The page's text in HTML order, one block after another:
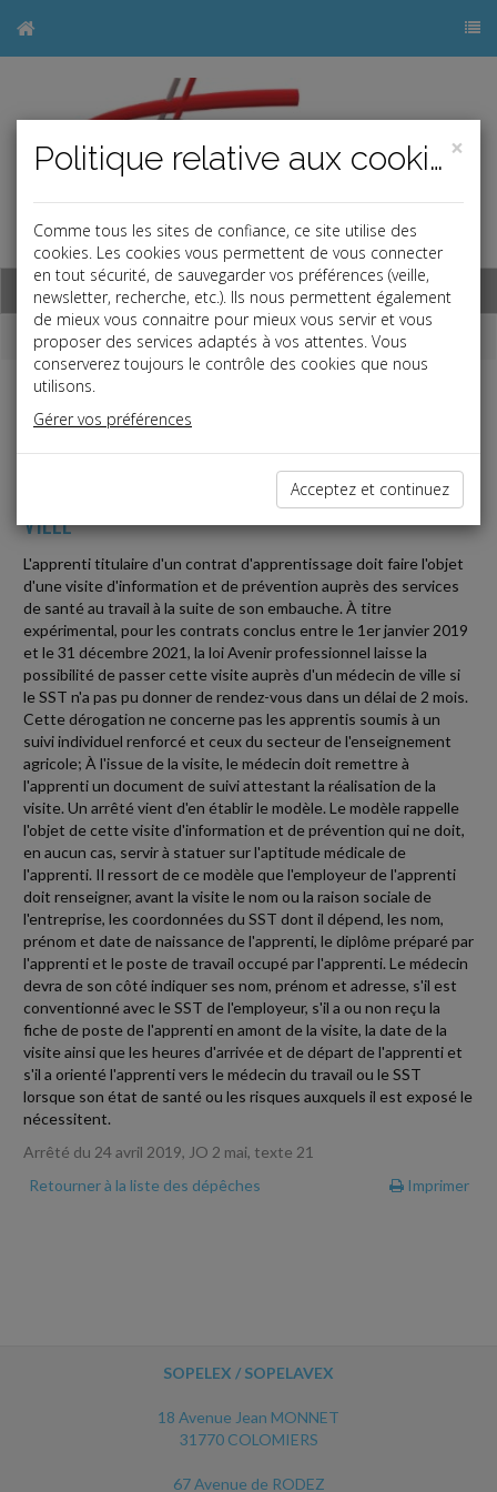
Base documentaire
Dépêches
Social
SANTÉ DE L'APPRENTI SUIVIE PAR UN MÉDECIN DE
VILLE
L'apprenti titulaire d'un contrat d'apprentissage doit faire l'objet
d'une visite d'information et de prévention auprès des services
de santé au travail à la suite de son embauche. À titre
expérimental, pour les contrats conclus entre le 1er janvier 2019
et le 31 décembre 2021, la loi Avenir professionnel laisse la
possibilité de passer cette visite auprès d'un médecin de ville si
le SST n'a pas pu donner de rendez-vous dans un délai de 2 mois.
Cette dérogation ne concerne pas les apprentis soumis à un
suivi individuel renforcé et ceux du secteur de l'enseignement
agricole; À l'issue de la visite, le médecin doit remettre à
l'apprenti un document de suivi attestant la réalisation de la
visite. Un arrêté vient d'en établir le modèle. Le modèle rappelle
l'objet de cette visite d'information et de prévention qui ne doit,
en aucun cas, servir à statuer sur l'aptitude médicale de
l'apprenti. Il ressort de ce modèle que l'employeur de l'apprenti
doit renseigner, avant la visite le nom ou la raison sociale de
l'entreprise, les coordonnées du SST dont il dépend, les nom,
prénom et date de naissance de l'apprenti, le diplôme préparé par
l'apprenti et le poste de travail occupé par l'apprenti. Le médecin
devra de son côté indiquer ses nom, prénom et adresse, s'il est
conventionné avec le SST de l'employeur, s'il a ou non reçu la
fiche de poste de l'apprenti en amont de la visite, la date de la
visite ainsi que les heures d'arrivée et de départ de l'apprenti et
s'il a orienté l'apprenti vers le médecin du travail ou le SST
lorsque son état de santé ou les risques auxquels il est exposé le
nécessitent.
Arrêté du 24 avril 2019, JO 2 mai, texte 21
Retourner à la liste des dépêches
Imprimer
SOPELEX / SOPELAVEX
18 Avenue Jean MONNET
31770 COLOMIERS
67 Avenue de RODEZ
×
Politique relative aux cookies
Comme tous les sites de confiance, ce site utilise des
cookies. Les cookies vous permettent de vous connecter
en tout sécurité, de sauvegarder vos préférences (veille,
newsletter, recherche, etc.). Ils nous permettent également
de mieux vous connaitre pour mieux vous servir et vous
proposer des services adaptés à vos attentes. Vous
conserverez toujours le contrôle des cookies que nous
utilisons.
Gérer vos préférences
Acceptez et continuez